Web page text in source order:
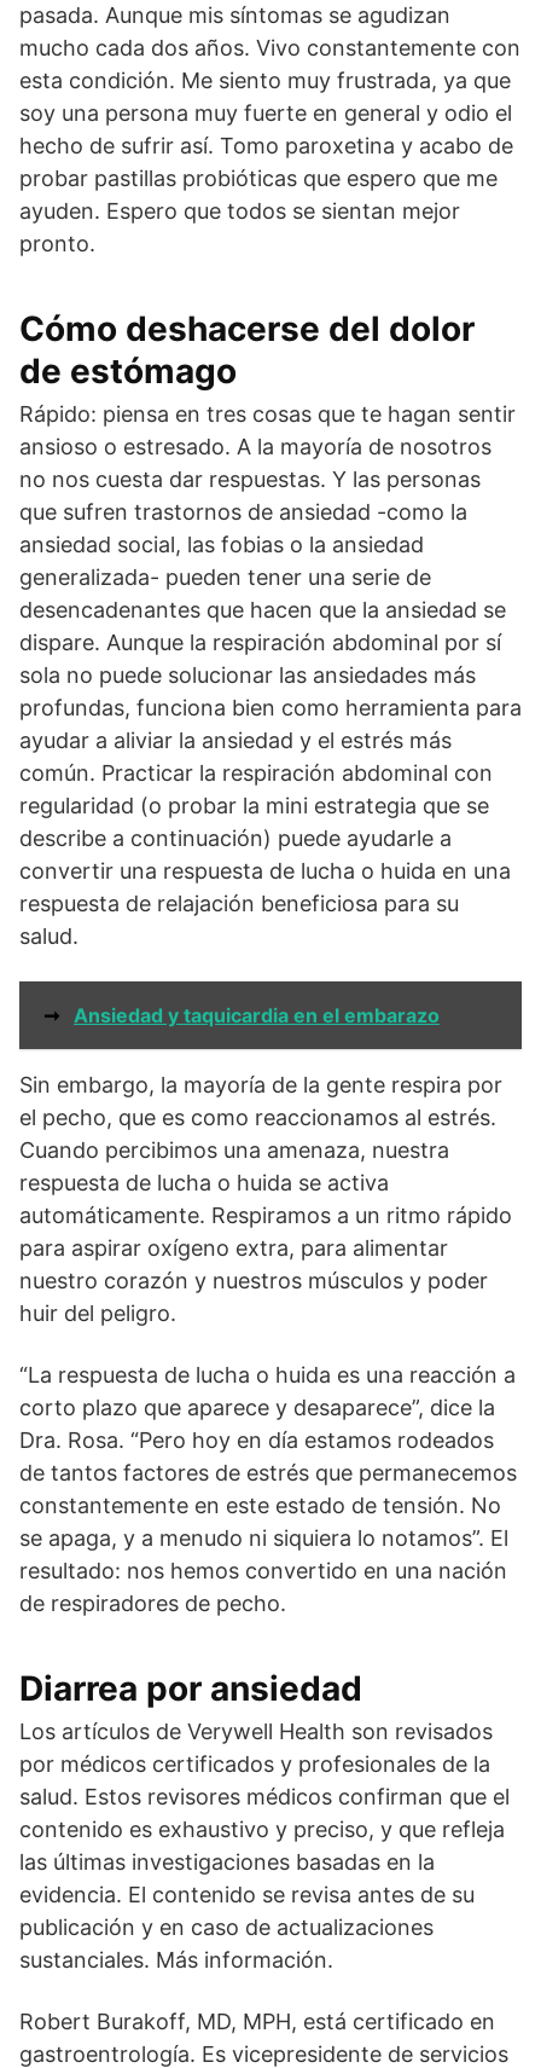
pasada. Aunque mis síntomas se agudizan
mucho cada dos años. Vivo constantemente con
esta condición. Me siento muy frustrada, ya que
soy una persona muy fuerte en general y odio el
hecho de sufrir así. Tomo paroxetina y acabo de
probar pastillas probióticas que espero que me
ayuden. Espero que todos se sientan mejor
pronto.
Cómo deshacerse del dolor
de estómago
Rápido: piensa en tres cosas que te hagan sentir
ansioso o estresado. A la mayoría de nosotros
no nos cuesta dar respuestas. Y las personas
que sufren trastornos de ansiedad -como la
ansiedad social, las fobias o la ansiedad
generalizada- pueden tener una serie de
desencadenantes que hacen que la ansiedad se
dispare. Aunque la respiración abdominal por sí
sola no puede solucionar las ansiedades más
profundas, funciona bien como herramienta para
ayudar a aliviar la ansiedad y el estrés más
común. Practicar la respiración abdominal con
regularidad (o probar la mini estrategia que se
describe a continuación) puede ayudarle a
convertir una respuesta de lucha o huida en una
respuesta de relajación beneficiosa para su
salud.
➞ Ansiedad y taquicardia en el embarazo
Sin embargo, la mayoría de la gente respira por
el pecho, que es como reaccionamos al estrés.
Cuando percibimos una amenaza, nuestra
respuesta de lucha o huida se activa
automáticamente. Respiramos a un ritmo rápido
para aspirar oxígeno extra, para alimentar
nuestro corazón y nuestros músculos y poder
huir del peligro.
“La respuesta de lucha o huida es una reacción a
corto plazo que aparece y desaparece”, dice la
Dra. Rosa. “Pero hoy en día estamos rodeados
de tantos factores de estrés que permanecemos
constantemente en este estado de tensión. No
se apaga, y a menudo ni siquiera lo notamos”. El
resultado: nos hemos convertido en una nación
de respiradores de pecho.
Diarrea por ansiedad
Los artículos de Verywell Health son revisados
por médicos certificados y profesionales de la
salud. Estos revisores médicos confirman que el
contenido es exhaustivo y preciso, y que refleja
las últimas investigaciones basadas en la
evidencia. El contenido se revisa antes de su
publicación y en caso de actualizaciones
sustanciales. Más información.
Robert Burakoff, MD, MPH, está certificado en
gastroentrología. Es vicepresidente de servicios